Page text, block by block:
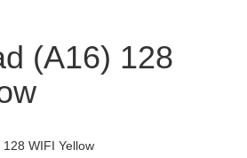
(A16) 128
WIFI Yellow